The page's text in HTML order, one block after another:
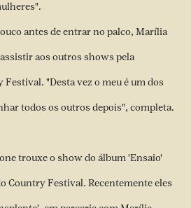
antes de entrar no palco, Marília
aos outros shows pela
"Desta vez o meu é um dos
todos os outros depois", completa.
trouxe o show do álbum 'Ensaio'
Country Festival. Recentemente eles